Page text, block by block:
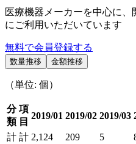
医療機器メーカーを中心に
にご利用いただいています
無料で会員登録する
数量推移 金額推移
（単位: 個）
分
類
項
目
2019/01 2019/02 2019/03
計 計 2,124 209 5